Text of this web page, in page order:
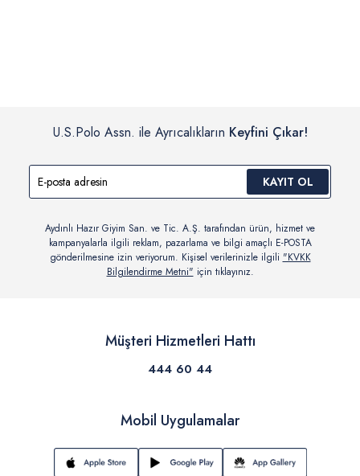
U.S.Polo Assn. ile Ayrıcalıkların Keyfini Çıkar!
KAYIT OL
Aydınlı Hazır Giyim San. ve Tic. A.Ş. tarafından ürün, hizmet ve
kampanyalarla ilgili reklam, pazarlama ve bilgi amaçlı E-POSTA
gönderilmesine izin veriyorum. Kişisel verilerinizle ilgili "KVKK
Bilgilendirme Metni" için tıklayınız.
Müşteri Hizmetleri Hattı
444 60 44
Mobil Uygulamalar